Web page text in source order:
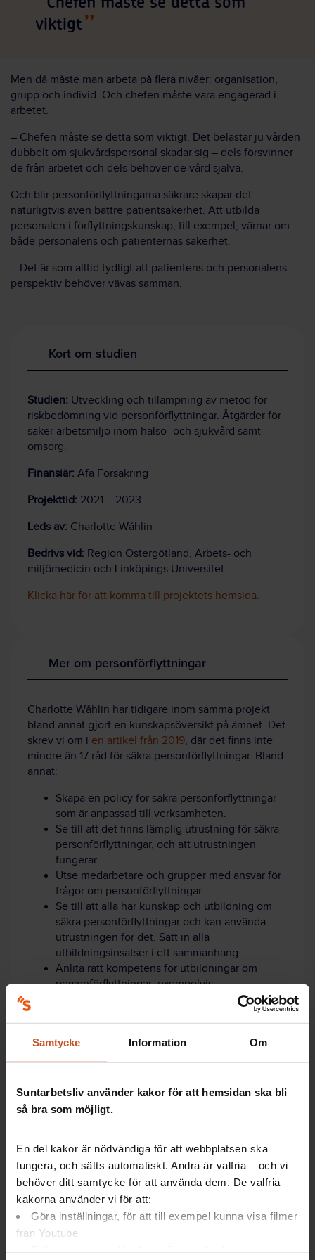
Samtycke Information Om
Suntarbetsliv använder kakor för att hemsidan ska bli
så bra som möjligt.
En del kakor är nödvändiga för att webbplatsen ska
fungera, och sätts automatiskt. Andra är valfria – och vi
behöver ditt samtycke för att använda dem. De valfria
kakorna använder vi för att:
Göra inställningar, för att till exempel kunna visa filmer
från Youtube
viktigt
Men då måste man arbeta på flera nivåer: organisation,
grupp och individ. Och chefen måste vara engagerad i
arbetet.
– Chefen måste se detta som viktigt. Det belastar ju vården
dubbelt om sjukvårdspersonal skadar sig – dels försvinner
de från arbetet och dels behöver de vård själva.
Och blir personförflyttningarna säkrare skapar det
naturligtvis även bättre patientsäkerhet. Att utbilda
personalen i förflyttningskunskap, till exempel, värnar om
både personalens och patienternas säkerhet.
– Det är som alltid tydligt att patientens och personalens
perspektiv behöver vävas samman.
Kort om studien
Studien: Utveckling och tillämpning av metod för
riskbedömning vid personförflyttningar. Åtgärder för
säker arbetsmiljö inom hälso- och sjukvård samt
omsorg.
Finansiär: Afa Försäkring
Projekttid: 2021 – 2023
Leds av: Charlotte Wåhlin
Bedrivs vid: Region Östergötland, Arbets- och
miljömedicin och Linköpings Universitet
Klicka här för att komma till projektets hemsida.
Mer om personförflyttningar
Charlotte Wåhlin har tidigare inom samma projekt
bland annat gjort en kunskapsöversikt på ämnet. Det
skrev vi om i en artikel från 2019, där det finns inte
mindre än 17 råd för säkra personförflyttningar. Bland
annat:
Skapa en policy för säkra personförflyttningar
som är anpassad till verksamheten.
Se till att det finns lämplig utrustning för säkra
personförflyttningar, och att utrustningen
fungerar.
Utse medarbetare och grupper med ansvar för
frågor om personförflyttningar.
Se till att alla har kunskap och utbildning om
säkra personförflyttningar och kan använda
utrustningen för det. Sätt in alla
utbildningsinsatser i ett sammanhang.
Anlita rätt kompetens för utbildningar om
personförflyttningar; exempelvis
fysioterapeuter och företagshälsan, som har
förslag på lösningar för säkrare
personförflyttningar.
Friska arbetsplatser belastar rätt
Europeiska
arbetsmiljöbyrån (EU-
Osha) är en del av